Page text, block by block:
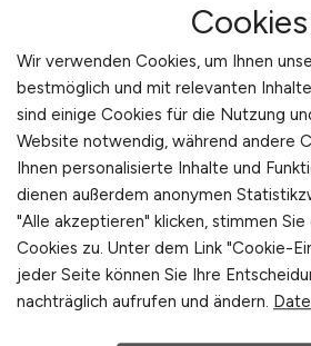
Schulbegleiter /
/ Pädagogische
(m/w/d)
Cookies
Wir verwenden Cookies, um Ihnen
bestmöglich und mit relevanten
sind einige Cookies für die Nutzung
Website notwendig, während andere
Ihnen personalisierte Inhalte und
dienen außerdem anonymen
"Alle akzeptieren" klicken, stimmen
Cookies zu. Unter dem Link "Cookie-
jeder Seite können Sie Ihre
nachträglich aufrufen und ändern.